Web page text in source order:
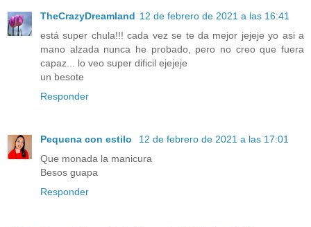
TheCrazyDreamland 12 de febrero de 2021 a las 16:41
está super chula!!! cada vez se te da mejor jejeje yo asi a
mano alzada nunca he probado, pero no creo que fuera
capaz... lo veo super dificil ejejeje
un besote
Responder
Pequena con estilo
12 de febrero de 2021 a las 17:01
Que monada la manicura
Besos guapa
Responder